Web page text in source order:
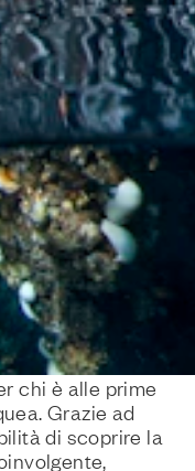
chi è alle prime
Grazie ad
di scoprire la